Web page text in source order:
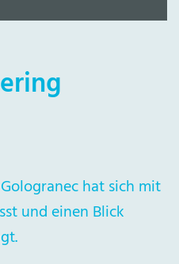
hat sich mit
und einen Blick